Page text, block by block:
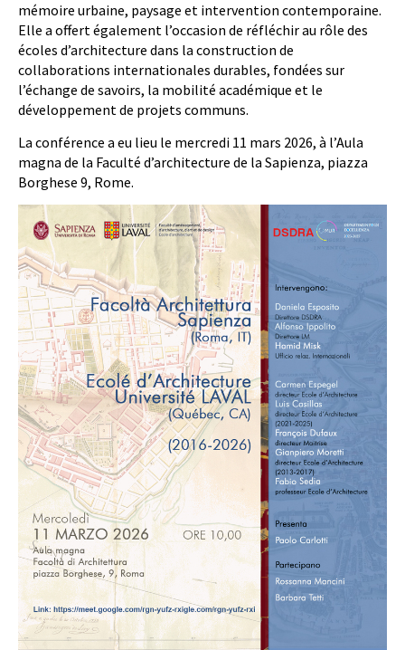
mémoire urbaine, paysage et intervention contemporaine.
Elle a offert également l’occasion de réfléchir au rôle des
écoles d’architecture dans la construction de
collaborations internationales durables, fondées sur
l’échange de savoirs, la mobilité académique et le
développement de projets communs.
La conférence a eu lieu le mercredi 11 mars 2026, à l’Aula
magna de la Faculté d’architecture de la Sapienza, piazza
Borghese 9, Rome.